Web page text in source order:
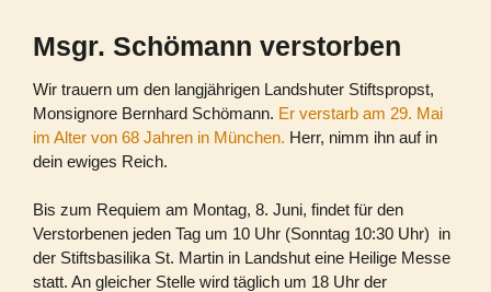
Msgr. Schömann verstorben
Wir trauern um den langjährigen Landshuter Stiftspropst,
Monsignore Bernhard Schömann. Er verstarb am 29. Mai
im Alter von 68 Jahren in München. Herr, nimm ihn auf in
dein ewiges Reich.
Bis zum Requiem am Montag, 8. Juni, findet für den
Verstorbenen jeden Tag um 10 Uhr (Sonntag 10:30 Uhr) in
der Stiftsbasilika St. Martin in Landshut eine Heilige Messe
statt. An gleicher Stelle wird täglich um 18 Uhr der